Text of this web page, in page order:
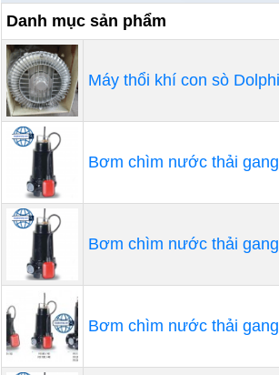
Nguyên lý hoạt động của máy
Nguyên lý hoạt động của máy cũng
máy quay với một tốc độ theo tốc độ
Danh mục sản phẩm
Máy thổi khí con sò
Bơm chìm nước thải
Bơm chìm nước thải
Bơm chìm nước thải